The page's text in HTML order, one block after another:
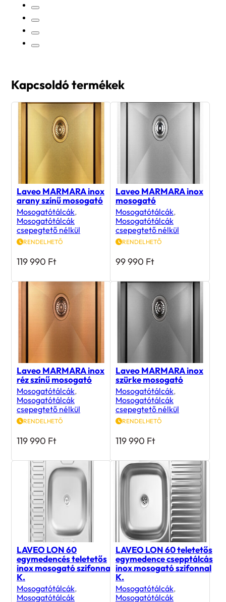
arany színű mosogató
Mosogatótálcák,
Mosogatótálcák
csepegtető nélkül
RENDELHETŐ
119 990
mosogató
Mosogatótálcák,
Mosogatótálcák
csepegtető nélkül
RENDELHETŐ
99 990
réz színű mosogató
Mosogatótálcák,
Mosogatótálcák
csepegtető nélkül
RENDELHETŐ
119 990
szürke mosogató
Mosogatótálcák,
Mosogatótálcák
csepegtető nélkül
RENDELHETŐ
119 990
LAVEO LON 60
egymedencés teletetős
inox mosogató szifonnal
K.
Mosogatótálcák,
Mosogatótálcák
csepegtetővel
LAVEO LON 60 teletetős
egymedence csepptálcás
inox mosogató szifonnal
K.
Mosogatótálcák,
Mosogatótálcák
csepegtetővel